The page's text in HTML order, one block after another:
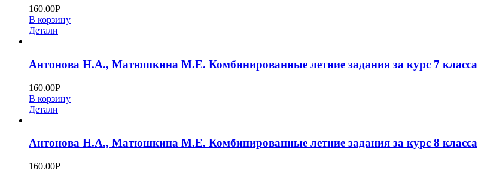
160.00Р
В корзину
Детали
Антонова Н.А., Матюшкина М.Е. Комбинированные летние задания за курс 7 класса
160.00Р
В корзину
Детали
Антонова Н.А., Матюшкина М.Е. Комбинированные летние задания за курс 8 класса
160.00Р